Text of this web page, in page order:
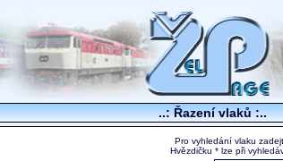
..: Řazení vlaků :..
Pro vyhledání vlaku
Hvězdičku * lze při